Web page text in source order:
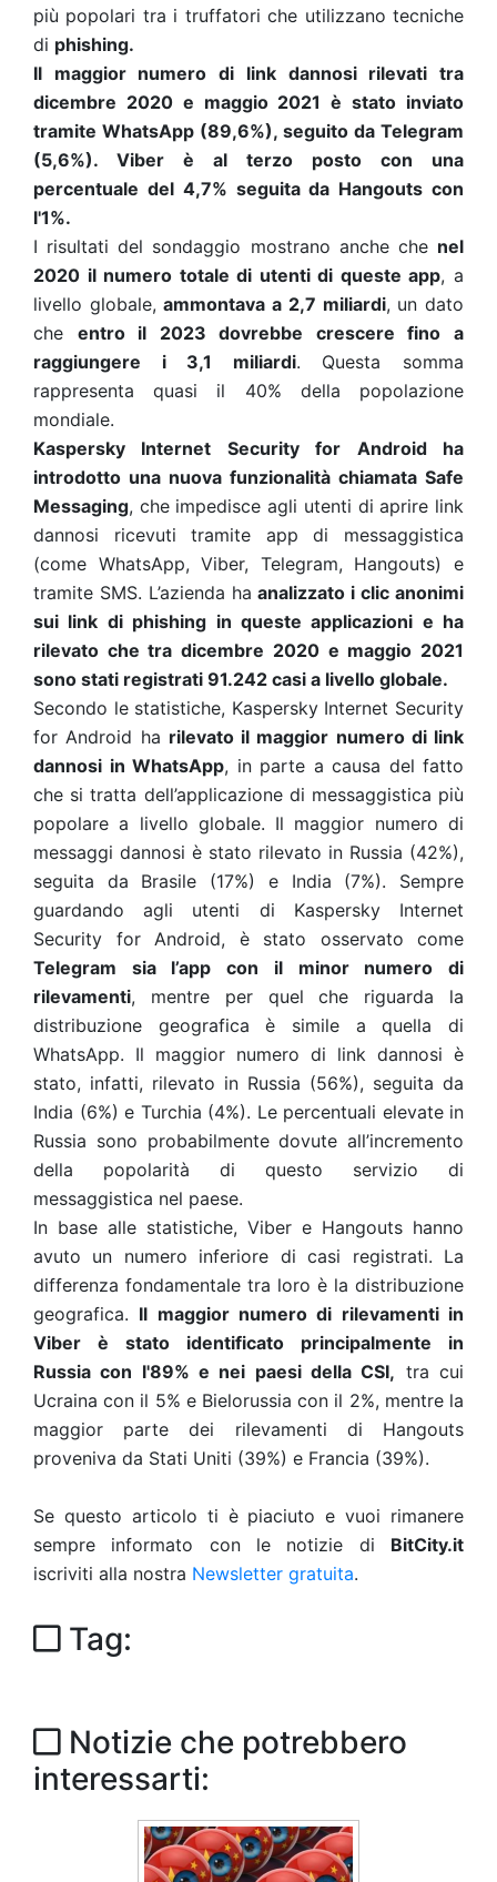
più popolari tra i truffatori che utilizzano tecniche
di phishing.
Il maggior numero di link dannosi rilevati tra
dicembre 2020 e maggio 2021 è stato inviato
tramite WhatsApp (89,6%), seguito da Telegram
(5,6%). Viber è al terzo posto con una
percentuale del 4,7% seguita da Hangouts con
l'1%.
I risultati del sondaggio mostrano anche che nel
2020 il numero totale di utenti di queste app, a
livello globale,ammontava a 2,7 miliardi, un dato
che entro il 2023 dovrebbe crescere fino a
raggiungere i 3,1 miliardi. Questa somma
rappresenta quasi il 40% della popolazione
mondiale.
Kaspersky Internet Security for Android ha
introdotto una nuova funzionalità chiamata Safe
Messaging, che impedisce agli utenti di aprire link
dannosi ricevuti tramite app di messaggistica
(come WhatsApp, Viber, Telegram, Hangouts) e
tramite SMS. L’azienda haanalizzato i clic anonimi
sui link di phishing in queste applicazioni e ha
rilevato che tra dicembre 2020 e maggio 2021
sono stati registrati 91.242 casi a livello globale.
Secondo le statistiche, Kaspersky Internet Security
for Android ha rilevato il maggior numero di link
dannosi in WhatsApp, in parte a causa del fatto
che si tratta dell’applicazione di messaggistica più
popolare a livello globale. Il maggior numero di
messaggi dannosi è stato rilevato in Russia (42%),
seguita da Brasile (17%) e India (7%). Sempre
guardando agli utenti di Kaspersky Internet
Security for Android, è stato osservato come
Telegram sia l’app con il minor numero di
rilevamenti, mentre per quel che riguarda la
distribuzione geografica è simile a quella di
WhatsApp. Il maggior numero di link dannosi è
stato, infatti, rilevato in Russia (56%), seguita da
India (6%) e Turchia (4%). Le percentuali elevate in
Russia sono probabilmente dovute all’incremento
della popolarità di questo servizio di
messaggistica nel paese.
In base alle statistiche, Viber e Hangouts hanno
avuto un numero inferiore di casi registrati. La
differenza fondamentale tra loro è la distribuzione
geografica. Il maggior numero di rilevamenti in
Viber è stato identificato principalmente in
Russia con l'89% e nei paesi della CSI, tra cui
Ucraina con il 5% e Bielorussia con il 2%, mentre la
maggior parte dei rilevamenti di Hangouts
proveniva da Stati Uniti (39%) e Francia (39%).
Se questo articolo ti è piaciuto e vuoi rimanere
sempre informato con le notizie di BitCity.it
iscriviti alla nostra Newsletter gratuita.
Tag:
Notizie che potrebbero
interessarti: